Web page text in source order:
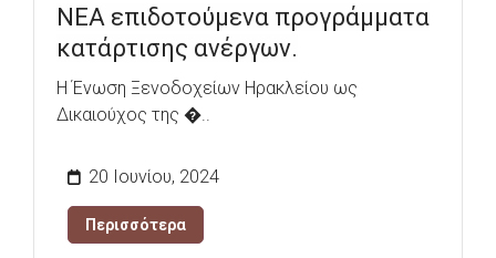
ΝΕΑ επιδοτούμενα προγράμματα
κατάρτισης ανέργων.
Η Ένωση Ξενοδοχείων Ηρακλείου ως
Δικαιούχος της �..
20 Ιουνίου, 2024
Περισσότερα